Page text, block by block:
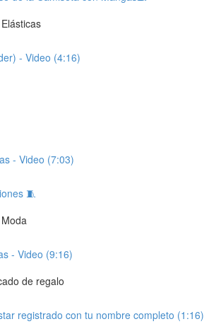
- Video (4:16)
- Video (7:03)
🧵
- Video (9:16)
de regalo
registrado con tu nombre completo (1:16)